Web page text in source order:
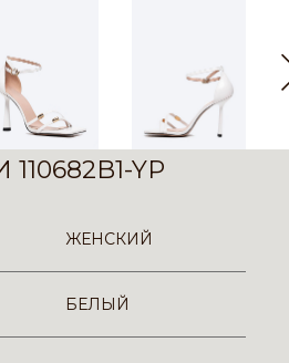
YP
ЖЕНСКИЙ
БЕЛЫЙ